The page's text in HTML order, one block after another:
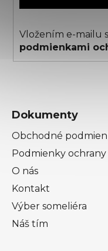
Vložením e-mailu
podmienkami
Dokumenty
Obchodné
Podmienky
O nás
Kontakt
Výber someliéra
Náš tím